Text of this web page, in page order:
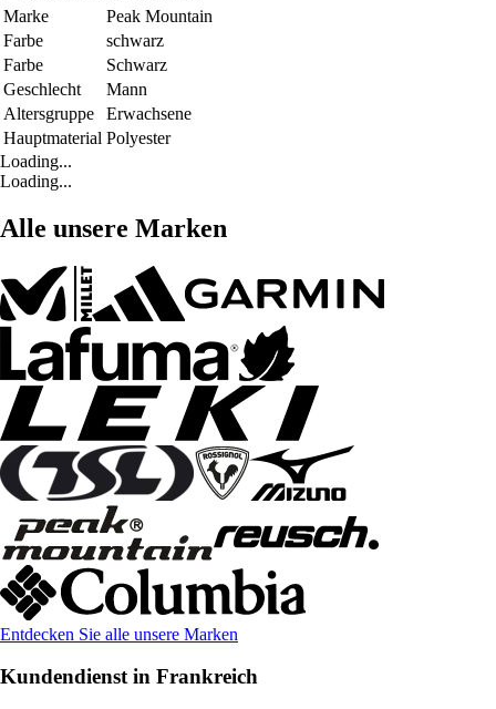
Marke
Peak Mountain
Farbe
schwarz
Farbe
Schwarz
Geschlecht
Mann
Altersgruppe
Erwachsene
Hauptmaterial Polyester
Loading...
Loading...
Alle unsere Marken
Entdecken Sie alle unsere Marken
Kundendienst in Frankreich